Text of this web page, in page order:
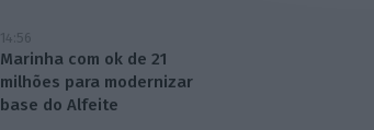
14:56
Marinha com ok de 21
milhões para modernizar
base do Alfeite